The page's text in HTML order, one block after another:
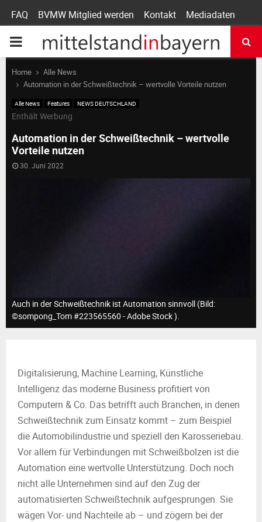
FAQ BVMW Mitglied werden Kontakt Mediadaten
P
R
M
A
N
Home
Alle News
Automation in der Schweißtechnik – wertvolle Vorteile nutzen
Alle News Features NEWS DEUTSCHLAND
Enthält Werbung
Automation in der Schweißtechnik – wertvolle
Vorteile nutzen
30. Juni 2022
Auch in der Schweißtechnik ist Automation sinnvoll (Bild:
©sompong_Tom #223565560 - Adobe Stock ).
Digitalisierung, Machine Learning, Künstliche
Intelligenz das moderne Business profitiert von
Computern & Co. Das betrifft auch Branchen, in denen
Schweißtechnik zum Einsatz kommt – zum Beispiel
die Automobilindustrie und speziell den Karosseriebau.
Vor allem für Verbindungen mit Schweißbolzen ist die
Automation eine wertvolle Unterstützung. Doch noch
nicht alle Unternehmen sind auf den Zug der
automatisierten Schweißtechnik aufgesprungen. Sie
wägen Vor- und Nachteile ab – und zögern bei der